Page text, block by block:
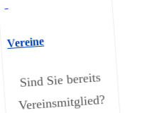
Vereine
Sind Sie bereits
Vereinsmitglied?